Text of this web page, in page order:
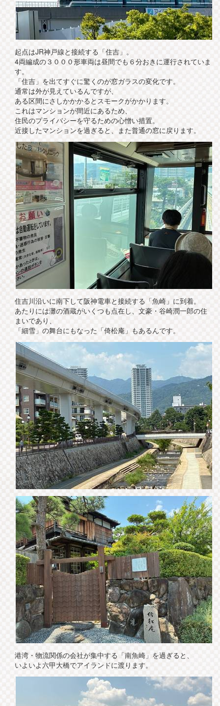
起点はJR神戸線と接続する「住吉」。
4両編成の３０００形車両は昼間でも６分おきに運行されていま
す。
「住吉」を出てすぐに驚くのが窓ガラスの変化です。
通常は外が見えているんですが、
ある区間にさしかかかるとスモークがかかります。
これはマンションが間近にあるため、
住民のプライバシーを守るための心憎い措置。
近接したマンションを過ぎると、また普通の窓に戻ります。
住吉川沿いに南下して阪神電車と接続する「魚崎」に到着。
あたりには灘の酒蔵がいくつも点在し、文豪・谷崎潤一郎の住
まいであり、
「細雪」の舞台にもなった「倚松庵」もあるんです。
港湾・物流関係の会社が集中する「南魚崎」を過ぎると、
いよいよ六甲大橋でアイランドに渡ります。